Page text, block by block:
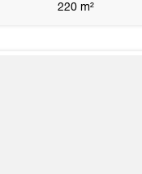
220 m²